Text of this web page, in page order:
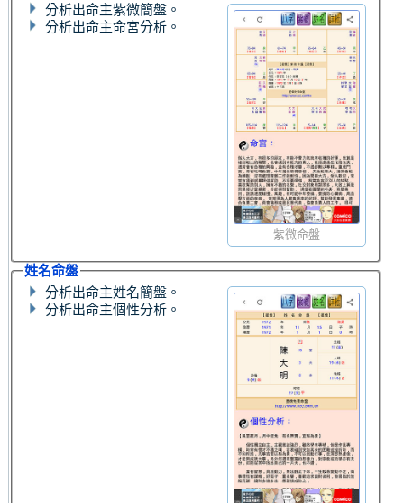
紫微命盤
分析出命主紫微簡盤。
分析出命主命宮分析。
姓名命盤
分析出命主姓名簡盤。
分析出命主個性分析。